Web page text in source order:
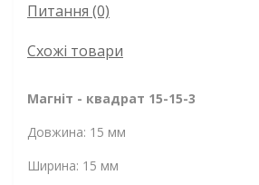
Питання (0)
Схожі товари
Магніт - квадрат 15-15-3
Довжина: 15 мм
Ширина: 15 мм